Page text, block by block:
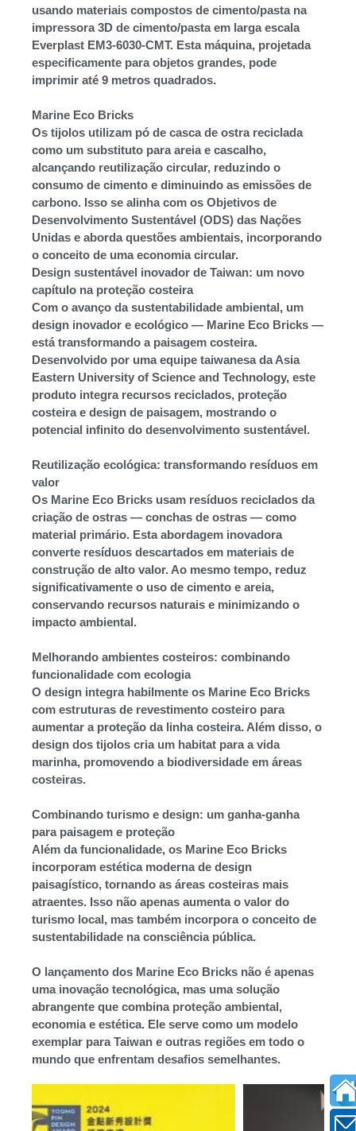
usando materiais compostos de cimento/pasta na
impressora 3D de cimento/pasta em larga escala
Everplast EM3-6030-CMT. Esta máquina, projetada
especificamente para objetos grandes, pode
imprimir até 9 metros quadrados.
Marine Eco Bricks
Os tijolos utilizam pó de casca de ostra reciclada
como um substituto para areia e cascalho,
alcançando reutilização circular, reduzindo o
consumo de cimento e diminuindo as emissões de
carbono. Isso se alinha com os Objetivos de
Desenvolvimento Sustentável (ODS) das Nações
Unidas e aborda questões ambientais, incorporando
o conceito de uma economia circular.
Design sustentável inovador de Taiwan: um novo
capítulo na proteção costeira
Com o avanço da sustentabilidade ambiental, um
design inovador e ecológico — Marine Eco Bricks —
está transformando a paisagem costeira.
Desenvolvido por uma equipe taiwanesa da Asia
Eastern University of Science and Technology, este
produto integra recursos reciclados, proteção
costeira e design de paisagem, mostrando o
potencial infinito do desenvolvimento sustentável.
Reutilização ecológica: transformando resíduos em
valor
Os Marine Eco Bricks usam resíduos reciclados da
criação de ostras — conchas de ostras — como
material primário. Esta abordagem inovadora
converte resíduos descartados em materiais de
construção de alto valor. Ao mesmo tempo, reduz
significativamente o uso de cimento e areia,
conservando recursos naturais e minimizando o
impacto ambiental.
Melhorando ambientes costeiros: combinando
funcionalidade com ecologia
O design integra habilmente os Marine Eco Bricks
com estruturas de revestimento costeiro para
aumentar a proteção da linha costeira. Além disso, o
design dos tijolos cria um habitat para a vida
marinha, promovendo a biodiversidade em áreas
costeiras.
Combinando turismo e design: um ganha-ganha
para paisagem e proteção
Além da funcionalidade, os Marine Eco Bricks
incorporam estética moderna de design
paisagístico, tornando as áreas costeiras mais
atraentes. Isso não apenas aumenta o valor do
turismo local, mas também incorpora o conceito de
sustentabilidade na consciência pública.
O lançamento dos Marine Eco Bricks não é apenas
uma inovação tecnológica, mas uma solução
abrangente que combina proteção ambiental,
economia e estética. Ele serve como um modelo
exemplar para Taiwan e outras regiões em todo o
mundo que enfrentam desafios semelhantes.